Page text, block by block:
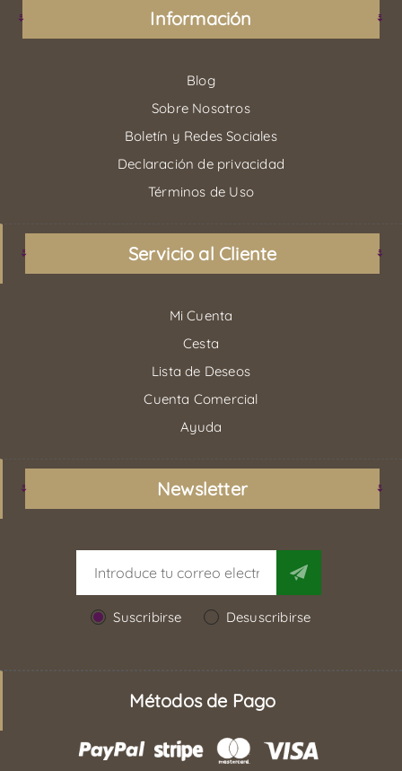
Información
Blog
Sobre Nosotros
Boletín y Redes Sociales
Declaración de privacidad
Términos de Uso
Servicio al Cliente
Mi Cuenta
Cesta
Lista de Deseos
Cuenta Comercial
Ayuda
Newsletter
Suscribirse Desuscribirse
Métodos de Pago